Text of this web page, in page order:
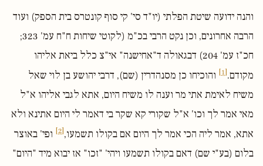
והנה ידועה שיטת הפלתי (יו"ד סי' קי סוף קונטרס בית הספק) ועוד
הרבה אחרונים, וכן נקט הרבי בכ"מ (לקוטי שיחות ח"ח עמ' 323;
חכ"ז עמ' 204) דבגאולה ד"אחישנה" אי"צ כלל ביאת אליהו
מקודם.[1]
והוכיחו כן מסנהדרין (שם), דרבי יהושע בן לוי שאל
משיח לאימת אתי מר וענה לו משיח היום, אתא לגבי אליהו א"ל
מאי אמר לך וכו' א"ל שקורי קא שקר בי דאמר לי היום אתינא ולא
אתא, אמר ליה הכי אמר לך היום אם בקולו תשמעו,[2]
ופי' באוצר
בלום (בע"י שם) דאם בקולו תשמעו ויהי' "זכו" אז יבוא מיד "היום"